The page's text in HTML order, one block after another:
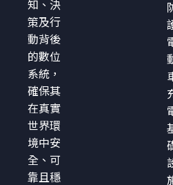
知、決
策及行
動背後
的數位
系統，
確保其
在真實
世界環
境中安
全、可
靠且穩